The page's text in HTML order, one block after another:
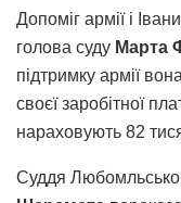
Допоміг армії і
голова суду Марта
підтримку армії
своєї заробітної
нараховують 82
Суддя